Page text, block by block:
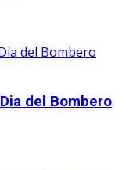
del Bombero